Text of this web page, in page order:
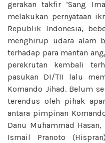
gerakan takfir ‘Sang
melakukan pernyataan
Republik Indonesia,
menghirup udara alam
terhadap para mantan
perekrutan kembali
pasukan DI/TII lalu
Komando Jihad. Belum
terendus oleh pihak
antara pimpinan
Danu Muhammad
Ismail Pranoto